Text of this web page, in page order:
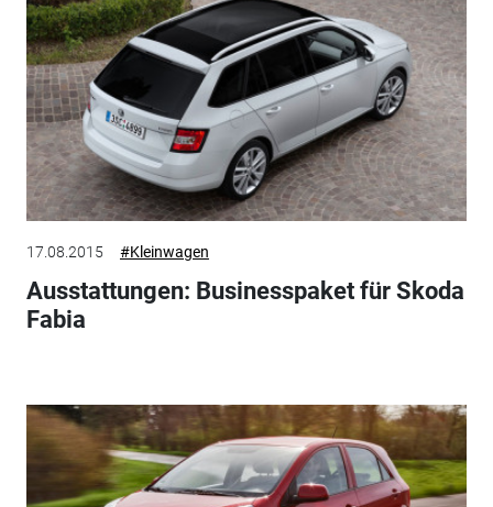
17.08.2015 #Kleinwagen
Ausstattungen: Businesspaket für Skoda
Fabia